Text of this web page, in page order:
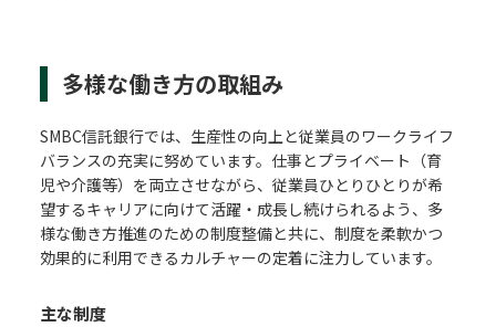
多様な働き方の取組み
SMBC信託銀行では、生産性の向上と従業員のワークライフ
バランスの充実に努めています。仕事とプライベート（育
児や介護等）を両立させながら、従業員ひとりひとりが希
望するキャリアに向けて活躍・成長し続けられるよう、多
様な働き方推進のための制度整備と共に、制度を柔軟かつ
効果的に利用できるカルチャーの定着に注力しています。
主な制度